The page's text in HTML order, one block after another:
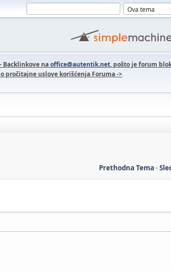
Backlinkove naoffice@autentik.net, pošto je forum
pročitajne uslove korišćenja Foruma ->
Prethodna Tema -